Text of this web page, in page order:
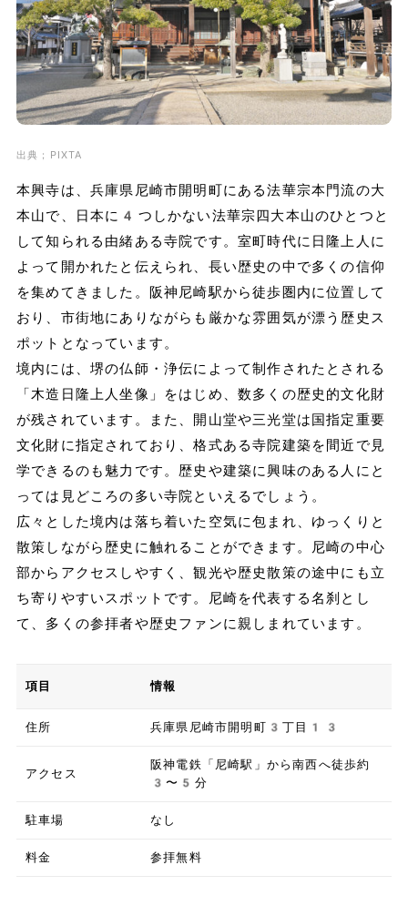
出典；PIXTA
本興寺は、兵庫県尼崎市開明町にある法華宗本門流の大
本山で、日本に4つしかない法華宗四大本山のひとつと
して知られる由緒ある寺院です。室町時代に日隆上人に
よって開かれたと伝えられ、長い歴史の中で多くの信仰
を集めてきました。阪神尼崎駅から徒歩圏内に位置して
おり、市街地にありながらも厳かな雰囲気が漂う歴史ス
ポットとなっています。
境内には、堺の仏師・浄伝によって制作されたとされる
「木造日隆上人坐像」をはじめ、数多くの歴史的文化財
が残されています。また、開山堂や三光堂は国指定重要
文化財に指定されており、格式ある寺院建築を間近で見
学できるのも魅力です。歴史や建築に興味のある人にと
っては見どころの多い寺院といえるでしょう。
広々とした境内は落ち着いた空気に包まれ、ゆっくりと
散策しながら歴史に触れることができます。尼崎の中心
部からアクセスしやすく、観光や歴史散策の途中にも立
ち寄りやすいスポットです。尼崎を代表する名刹とし
て、多くの参拝者や歴史ファンに親しまれています。
項目 情報
住所 兵庫県尼崎市開明町3丁目13
アクセス
阪神電鉄「尼崎駅」から南西へ徒歩約
3〜5分
駐車場 なし
料金 参拝無料